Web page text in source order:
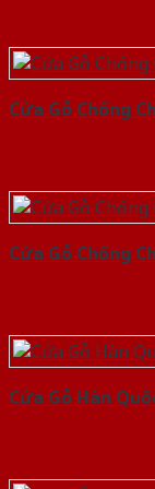
Cửa Gỗ Chống
Cửa Gỗ Chống
Cửa Gỗ Hàn